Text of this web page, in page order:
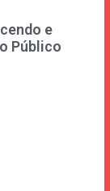
e
Público